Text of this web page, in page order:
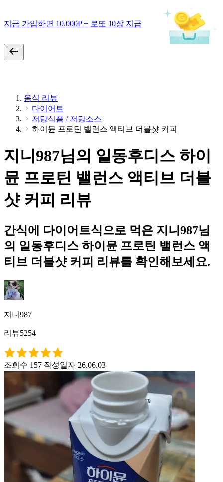
지금 가입하면 10,000P + 로또 10장 지급
음식 리뷰
다이어트
저당식품 / 저당소스
하이뮨 프로틴 밸런스 액티브 더블샷 커피
지니987님의 일동후디스 하이
뮨 프로틴 밸런스 액티브 더블
샷 커피 리뷰
간식에 다이어트식으로 먹은 지니987님
의 일동후디스 하이뮨 프로틴 밸런스 액
티브 더블샷 커피 리뷰를 확인해보세요.
지니987
리뷰5254
조회수 157 작성일자 26.06.03